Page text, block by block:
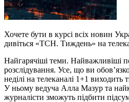
Хочете бути в курсі всіх новин
дивіться «ТСН. Тиждень» на
Найгарячіші теми. Найважливіші
розслідування. Усе, що ви
неділі на телеканалі 1+1
У ньому ведуча Алла Мазур та
журналісти зможуть підбити